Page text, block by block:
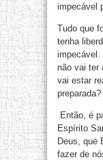
impecável
Tudo que
tenha
impecável.
não vai ter
vai estar
preparada?
Então, é
Espírito
Deus, que
fazer de